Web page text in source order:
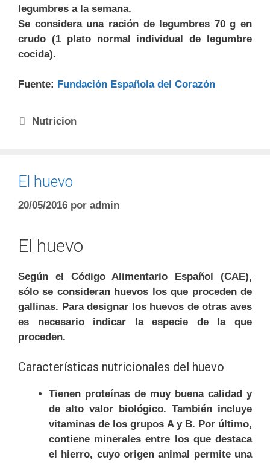
legumbres a la semana.
Se considera una ración de legumbres 70 g en
crudo (1 plato normal individual de legumbre
cocida).
Fuente: Fundación Española del Corazón
Nutricion
El huevo
20/05/2016 por admin
El huevo
Según el Código Alimentario Español (CAE),
sólo se consideran huevos los que proceden de
gallinas. Para designar los huevos de otras aves
es necesario indicar la especie de la que
proceden.
Características nutricionales del huevo
Tienen proteínas de muy buena calidad y
de alto valor biológico. También incluye
vitaminas de los grupos A y B. Por último,
contiene minerales entre los que destaca
el hierro, cuyo origen animal permite una